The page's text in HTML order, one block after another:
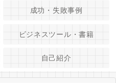
成功・失敗事例
ビジネスツール・書籍
自己紹介